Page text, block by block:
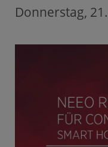
Donnerstag,